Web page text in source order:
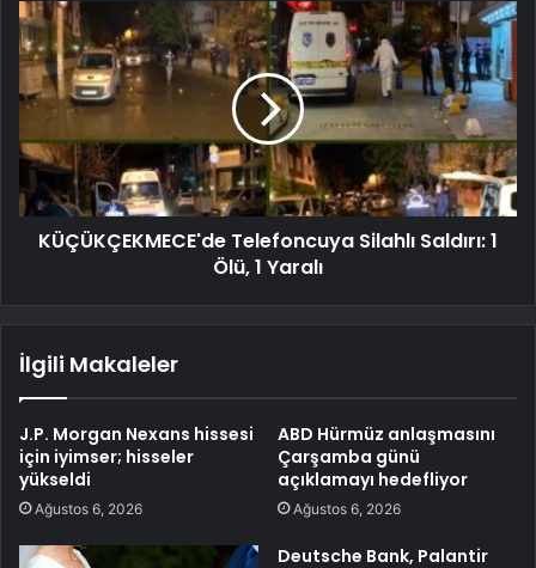
KÜÇÜKÇEKMECE'de Telefoncuya Silahlı Saldırı: 1
Ölü, 1 Yaralı
İlgili Makaleler
J.P. Morgan Nexans hissesi
için iyimser; hisseler
yükseldi
Ağustos 6, 2026
ABD Hürmüz anlaşmasını
Çarşamba günü
açıklamayı hedefliyor
Ağustos 6, 2026
Deutsche Bank, Palantir